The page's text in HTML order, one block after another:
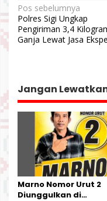
N
a
v
a
s
s
Pos sebelumnya
Polres Sigi Ungkap
Pengiriman 3,4
Ganja Lewat Jasa
Jangan
Marno Nomor Urut 2
Diunggulkan di